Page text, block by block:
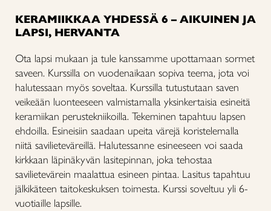
KERAMIIKKAA YHDESSÄ 6 – AIKUINEN JA
LAPSI, HERVANTA
Ota lapsi mukaan ja tule kanssamme upottamaan sormet
saveen. Kurssilla on vuodenaikaan sopiva teema, jota voi
halutessaan myös soveltaa. Kurssilla tutustutaan saven
veikeään luonteeseen valmistamalla yksinkertaisia esineitä
keramiikan perustekniikoilla. Tekeminen tapahtuu lapsen
ehdoilla. Esineisiin saadaan upeita värejä koristelemalla
niitä savilieteväreillä. Halutessanne esineeseen voi saada
kirkkaan läpinäkyvän lasitepinnan, joka tehostaa
savilietevärein maalattua esineen pintaa. Lasitus tapahtuu
jälkikäteen taitokeskuksen toimesta. Kurssi soveltuu yli 6-
vuotiaille lapsille.